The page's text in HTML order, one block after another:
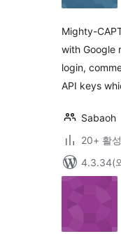
Mighty-
with Google
login,
API keys
Sabaoh
20+ 활
4.3.34(